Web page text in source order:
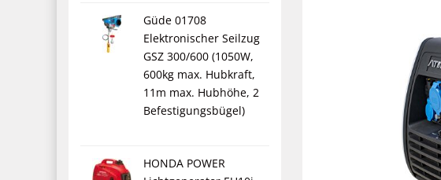
Güde 01708
Elektronischer Seilzug
GSZ 300/600 (1050W,
600kg max. Hubkraft,
11m max. Hubhöhe, 2
Befestigungsbügel)
HONDA POWER